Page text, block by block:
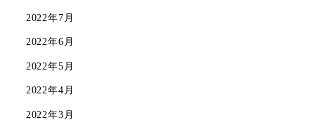
2022年7月
2022年6月
2022年5月
2022年4月
2022年3月